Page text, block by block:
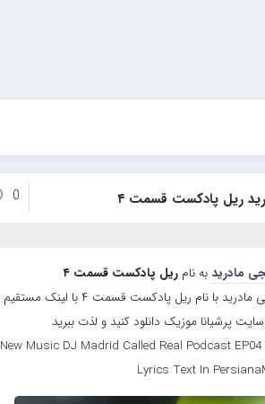
ریل پادکست قسمت ۴ 0
مادرید به نامریل پادکست قسمت ۴
موزیک بسیار زیبا و شنیدنی از دیجی مادرید با نام ریل پادکست قسمت ۴ با لینک مستقیم
پرشیانا موزیک دانلود کنید و لذت ببرید
New Music DJ Madrid Called Real Podcast
Lyrics Text In